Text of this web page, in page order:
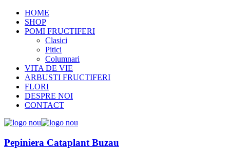
HOME
SHOP
POMI FRUCTIFERI
Clasici
Pitici
Columnari
VITA DE VIE
ARBUSTI FRUCTIFERI
FLORI
DESPRE NOI
CONTACT
Pepiniera Cataplant Buzau